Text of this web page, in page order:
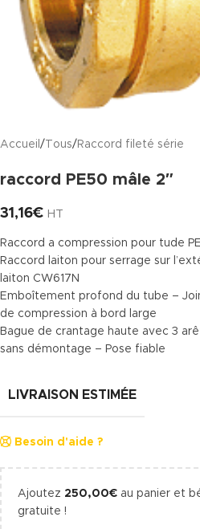
Accueil /Tous/ Raccord fileté série
raccord PE50 mâle 2″
31,16€ HT
Raccord a compression pour tude PE
Raccord laiton pour serrage sur
laiton CW617N
Emboîtement profond du tube –
de compression à bord large
Bague de crantage haute avec 3
sans démontage – Pose fiable
LIVRAISON ESTIMÉE
Besoin d'aide ?
Ajoutez 250,00€ au panier et
gratuite !